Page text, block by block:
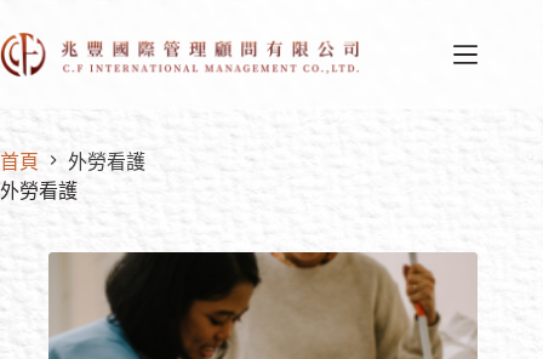
首頁
外勞看護
外勞看護